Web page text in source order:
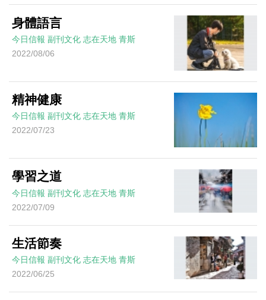
身體語言
今日信報 副刊文化 志在天地 青斯
2022/08/06
精神健康
今日信報 副刊文化 志在天地 青斯
2022/07/23
學習之道
今日信報 副刊文化 志在天地 青斯
2022/07/09
生活節奏
今日信報 副刊文化 志在天地 青斯
2022/06/25